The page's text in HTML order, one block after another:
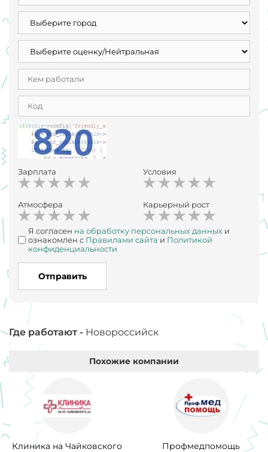
Зарплата Условия
Атмосфера Карьерный рост
Я согласен на обработку персональных данных и
ознакомлен с Правилами сайта и Политикой
конфиденциальности
Отправить
Где работают - Новороссийск
Похожие компании
Клиника на Чайковского Профмедпомощь